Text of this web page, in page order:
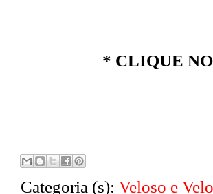
* CLIQUE
Categoria (s): Veloso e